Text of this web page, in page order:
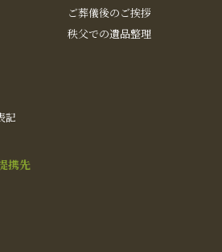
記
ご葬儀後のご挨拶
秩父での遺品整理
携先